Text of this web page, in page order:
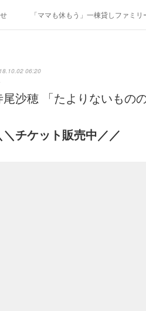
「ママも休もう」一棟貸しファミ
06:20
尾沙穂 「たよりないもの
＼チケット販売中／／